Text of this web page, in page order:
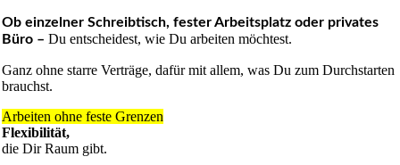
Ob einzelner Schreibtisch, fester Arbeitsplatz oder privates
Büro – Du entscheidest, wie Du arbeiten möchtest.
Ganz ohne starre Verträge, dafür mit allem, was Du zum Durchstarten
brauchst.
Arbeiten ohne feste Grenzen
Flexibilität,
die Dir Raum gibt.